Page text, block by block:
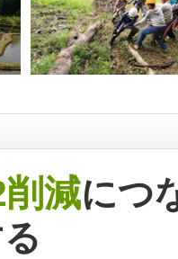
減につ